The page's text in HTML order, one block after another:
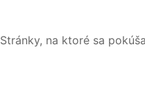
Stránky, na ktoré sa